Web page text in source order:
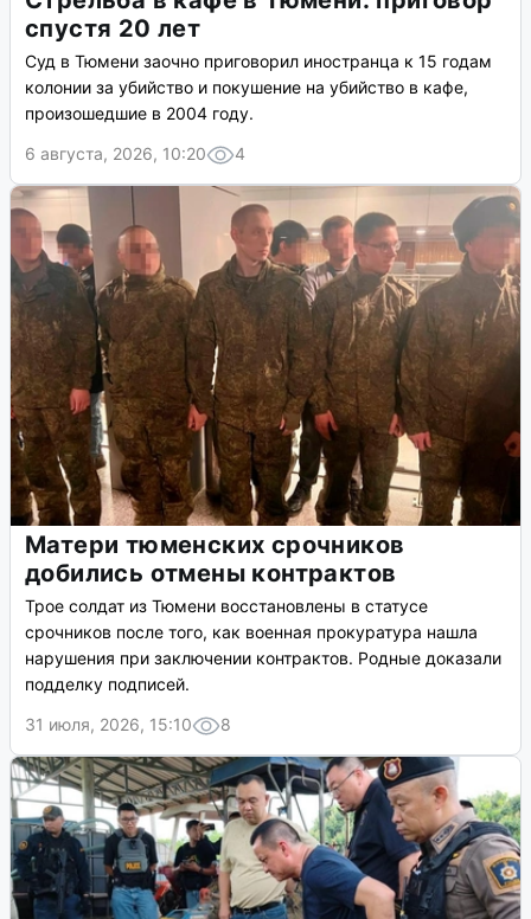
спустя 20 лет
Суд в Тюмени заочно приговорил иностранца к 15 годам
колонии за убийство и покушение на убийство в кафе,
произошедшие в 2004 году.
6 августа, 2026, 10:20
4
Матери тюменских срочников
добились отмены контрактов
Трое солдат из Тюмени восстановлены в статусе
срочников после того, как военная прокуратура нашла
нарушения при заключении контрактов. Родные доказали
подделку подписей.
31 июля, 2026, 15:10
8